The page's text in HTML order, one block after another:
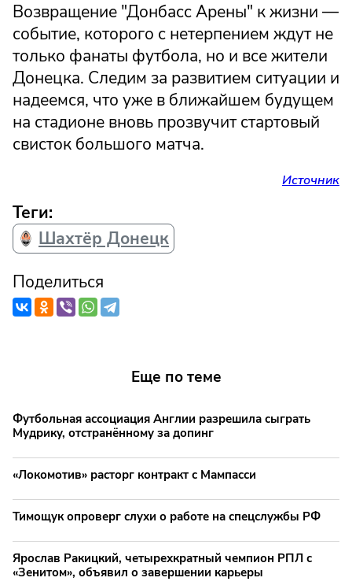
Возвращение "Донбасс Арены" к жизни —
событие, которого с нетерпением ждут не
только фанаты футбола, но и все жители
Донецка. Следим за развитием ситуации и
надеемся, что уже в ближайшем будущем
на стадионе вновь прозвучит стартовый
свисток большого матча.
Источник
Теги:
Шахтёр Донецк
Поделиться
Еще по теме
Футбольная ассоциация Англии разрешила сыграть
Мудрику, отстранённому за допинг
«Локомотив» расторг контракт с Мампасси
Тимощук опроверг слухи о работе на спецслужбы РФ
Ярослав Ракицкий, четырехкратный чемпион РПЛ с
«Зенитом», объявил о завершении карьеры